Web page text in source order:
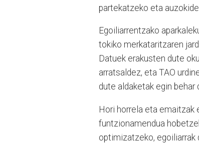
partekatzeko eta
Egoiliarrentzako
tokiko merkataritzaren
Datuek erakusten dute
arratsaldez, eta TAO
dute aldaketak egin
Hori horrela eta emaitzak
funtzionamendua
optimizatzeko, egoiliarrak